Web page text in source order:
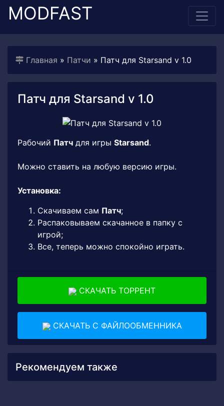
MODFAST
Главная » Патчи » Патч для Starsand v 1.0
Патч для Starsand v 1.0
Рабочий Патч для игры Starsand.
Можно ставить на любую версию игры.
Установка:
Скачиваем сам Патч;
Распаковываем скачанное в папку с
игрой;
Все, теперь можно спокойно играть.
СКАЧАТЬ ТОРРЕНТ
СКАЧАТЬ С ФАЙЛООБМЕННИКА
Рекомендуем также